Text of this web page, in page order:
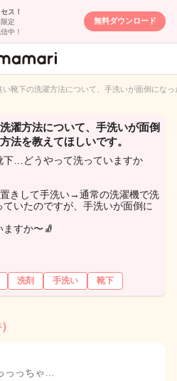
ス！
定
中！
無料ダウンロード
用匿名QA
い靴下の洗濯方法について、手洗いが面倒にな
濯方法について、手洗いが面倒
法を教えてほしいです。
下…どうやって洗っていますか
きして手洗い→通常の洗濯機で洗
いたのですが、手洗いが面倒に
すか〜🧦
洗剤 手洗い 靴下
っっちゃ…